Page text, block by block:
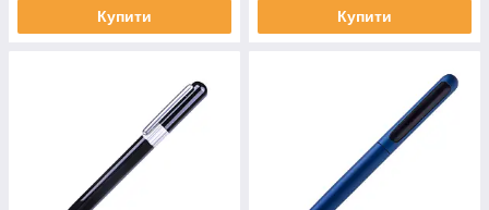
Купити Купити